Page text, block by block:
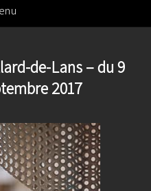
de-Lans – du 9
2017